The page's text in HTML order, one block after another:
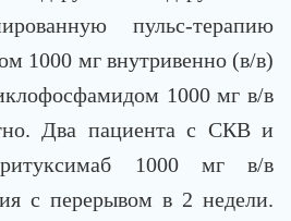
пульс-терапию
1000 мг внутривенно (в/в)
1000 мг в/в
Два пациента с СКВ и
1000 мг в/в
с перерывом в 2 недели.